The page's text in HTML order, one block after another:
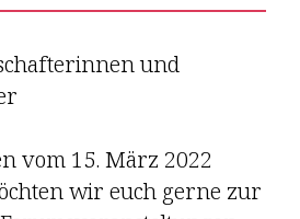
und
vom 15. März 2022
wir euch gerne zur